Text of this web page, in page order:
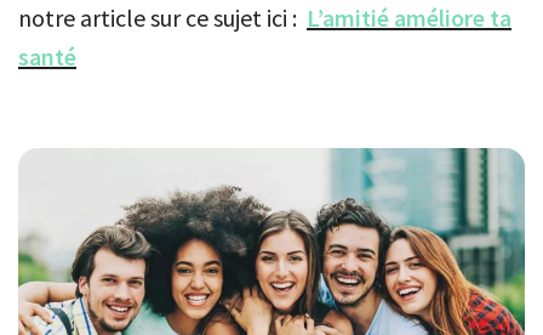
notre article sur ce sujet ici : L’amitié améliore ta
santé